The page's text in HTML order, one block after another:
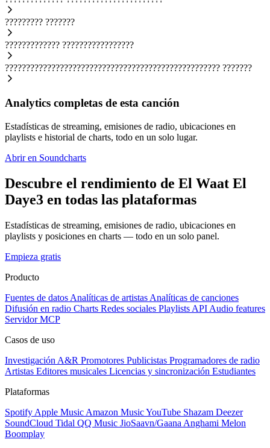
????????? ???????
????????????? ?????????????????
??????????????????????????????????????????????????? ???????
Analytics completas de esta canción
Estadísticas de streaming, emisiones de radio, ubicaciones en
playlists e historial de charts, todo en un solo lugar.
Abrir en Soundcharts
Descubre el rendimiento de El Waat El
Daye3 en todas las plataformas
Estadísticas de streaming, emisiones de radio, ubicaciones en
playlists y posiciones en charts — todo en un solo panel.
Empieza gratis
Producto
Fuentes de datos Analíticas de artistas Analíticas de canciones
Difusión en radio Charts Redes sociales Playlists API Audio features
Servidor MCP
Casos de uso
Investigación A&R Promotores Publicistas Programadores de radio
Artistas Editores musicales Licencias y sincronización Estudiantes
Plataformas
Spotify Apple Music Amazon MusicYouTube Shazam Deezer
SoundCloud Tidal QQ Music JioSaavn/Gaana Anghami Melon
Boomplay